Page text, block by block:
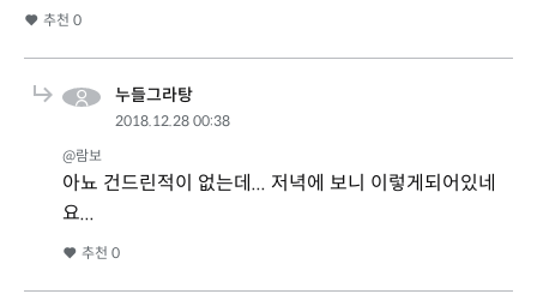
추천 0
누들그라탕
2018.12.28 00:38
@람보
아뇨 건드린적이 없는데... 저녁에 보니 이렇게되어있네
요...
추천 0